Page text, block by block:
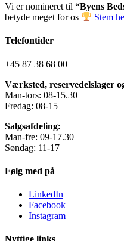
Vi er nomineret til “Byens
betyde meget for os
Stem
Telefontider
+45 87 38 68 00
Værksted, reservedelslager
Man-tors: 08-15.30
Fredag: 08-15
Salgsafdeling:
Man-fre: 09-17.30
Søndag: 11-17
Følg med på
LinkedIn
Facebook
Instagram